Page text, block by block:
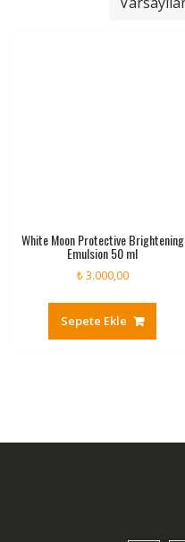
White Moon Protective Brightening
Emulsion 50 ml
₺3.000,00
Sepete Ekle